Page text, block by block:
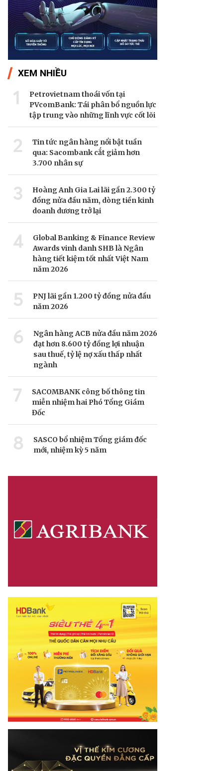
XEM NHIỀU
1
Petrovietnam thoái vốn tại
PVcomBank: Tái phân bổ nguồn lực
tập trung vào những lĩnh vực cốt lõi
2
Tin tức ngân hàng nổi bật tuần
qua: Sacombank cắt giảm hơn
3.700 nhân sự
3
Hoàng Anh Gia Lai lãi gần 2.300 tỷ
đồng nửa đầu năm, dòng tiền kinh
doanh dương trở lại
4
Global Banking & Finance Review
Awards vinh danh SHB là Ngân
hàng tiết kiệm tốt nhất Việt Nam
năm 2026
5
PNJ lãi gần 1.200 tỷ đồng nửa đầu
năm 2026
6
Ngân hàng ACB nửa đầu năm 2026
đạt hơn 8.600 tỷ đồng lợi nhuận
sau thuế, tỷ lệ nợ xấu thấp nhất
ngành
7
SACOMBANK công bố thông tin
miễn nhiệm hai Phó Tổng Giám
Đốc
8
SASCO bổ nhiệm Tổng giám đốc
mới, nhiệm kỳ 5 năm